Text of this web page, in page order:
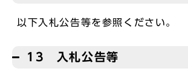
以下入札公告等を参照ください。
13 入札公告等